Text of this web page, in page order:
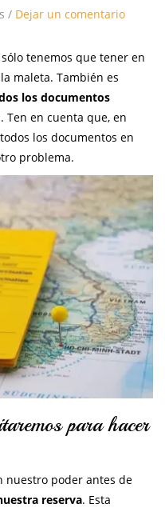
/ Dejar un comentario
tenemos que tener en
maleta. También es
los documentos
. Ten en cuenta que, en
los documentos en
problema.
para hacer
nuestro poder antes de
reserva. Esta